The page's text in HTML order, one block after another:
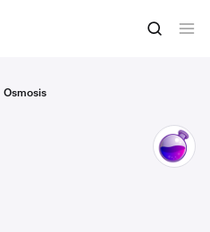
Osmosis
Acquista OSMO
OSMO